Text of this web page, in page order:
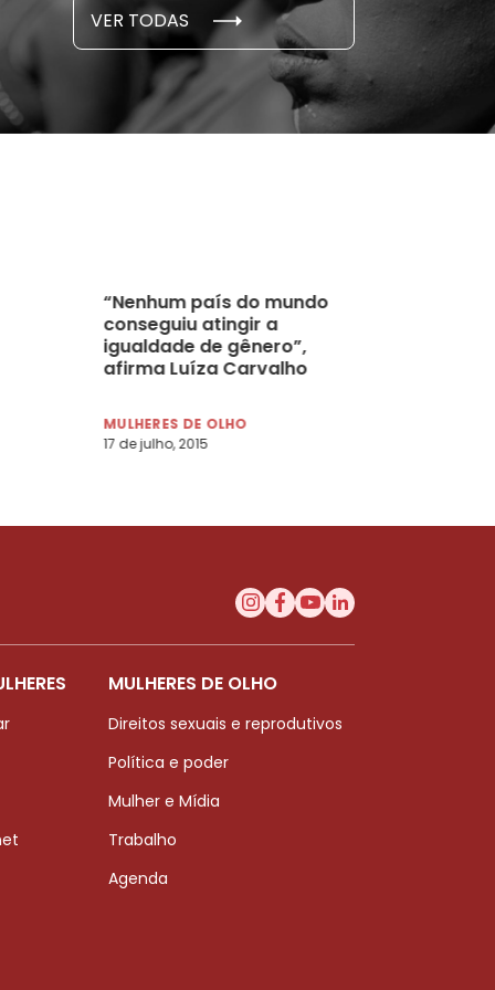
VER TODAS
E PESQUISAS
novembro, 2021
“Nenhum país do mundo
conseguiu atingir a
igualdade de gênero”,
afirma Luíza Carvalho
MULHERES DE OLHO
17 de julho, 2015
MULHERES DE OLHO
Direitos sexuais e reprodutivos
Política e poder
Mulher e Mídia
Trabalho
Agenda